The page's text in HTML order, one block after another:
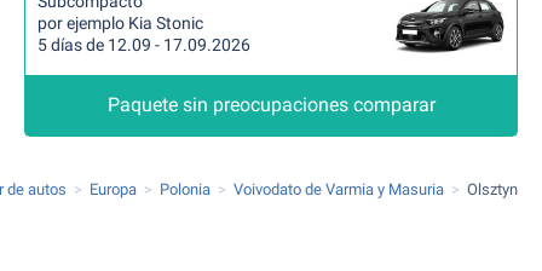
por ejemplo Kia Stonic
5 días de 12.09 - 17.09.2026
Paquete sin preocupaciones comparar
de autos Europa Polonia Voivodato de Varmia y Masuria Olsztyn